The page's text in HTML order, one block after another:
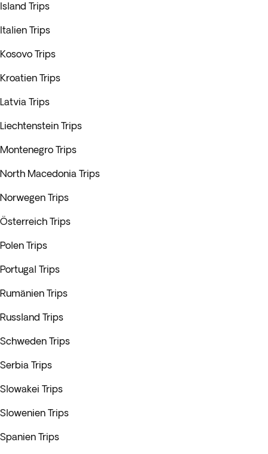
Island Trips
Italien Trips
Kosovo Trips
Kroatien Trips
Latvia Trips
Liechtenstein Trips
Montenegro Trips
North Macedonia Trips
Norwegen Trips
Österreich Trips
Polen Trips
Portugal Trips
Rumänien Trips
Russland Trips
Schweden Trips
Serbia Trips
Slowakei Trips
Slowenien Trips
Spanien Trips